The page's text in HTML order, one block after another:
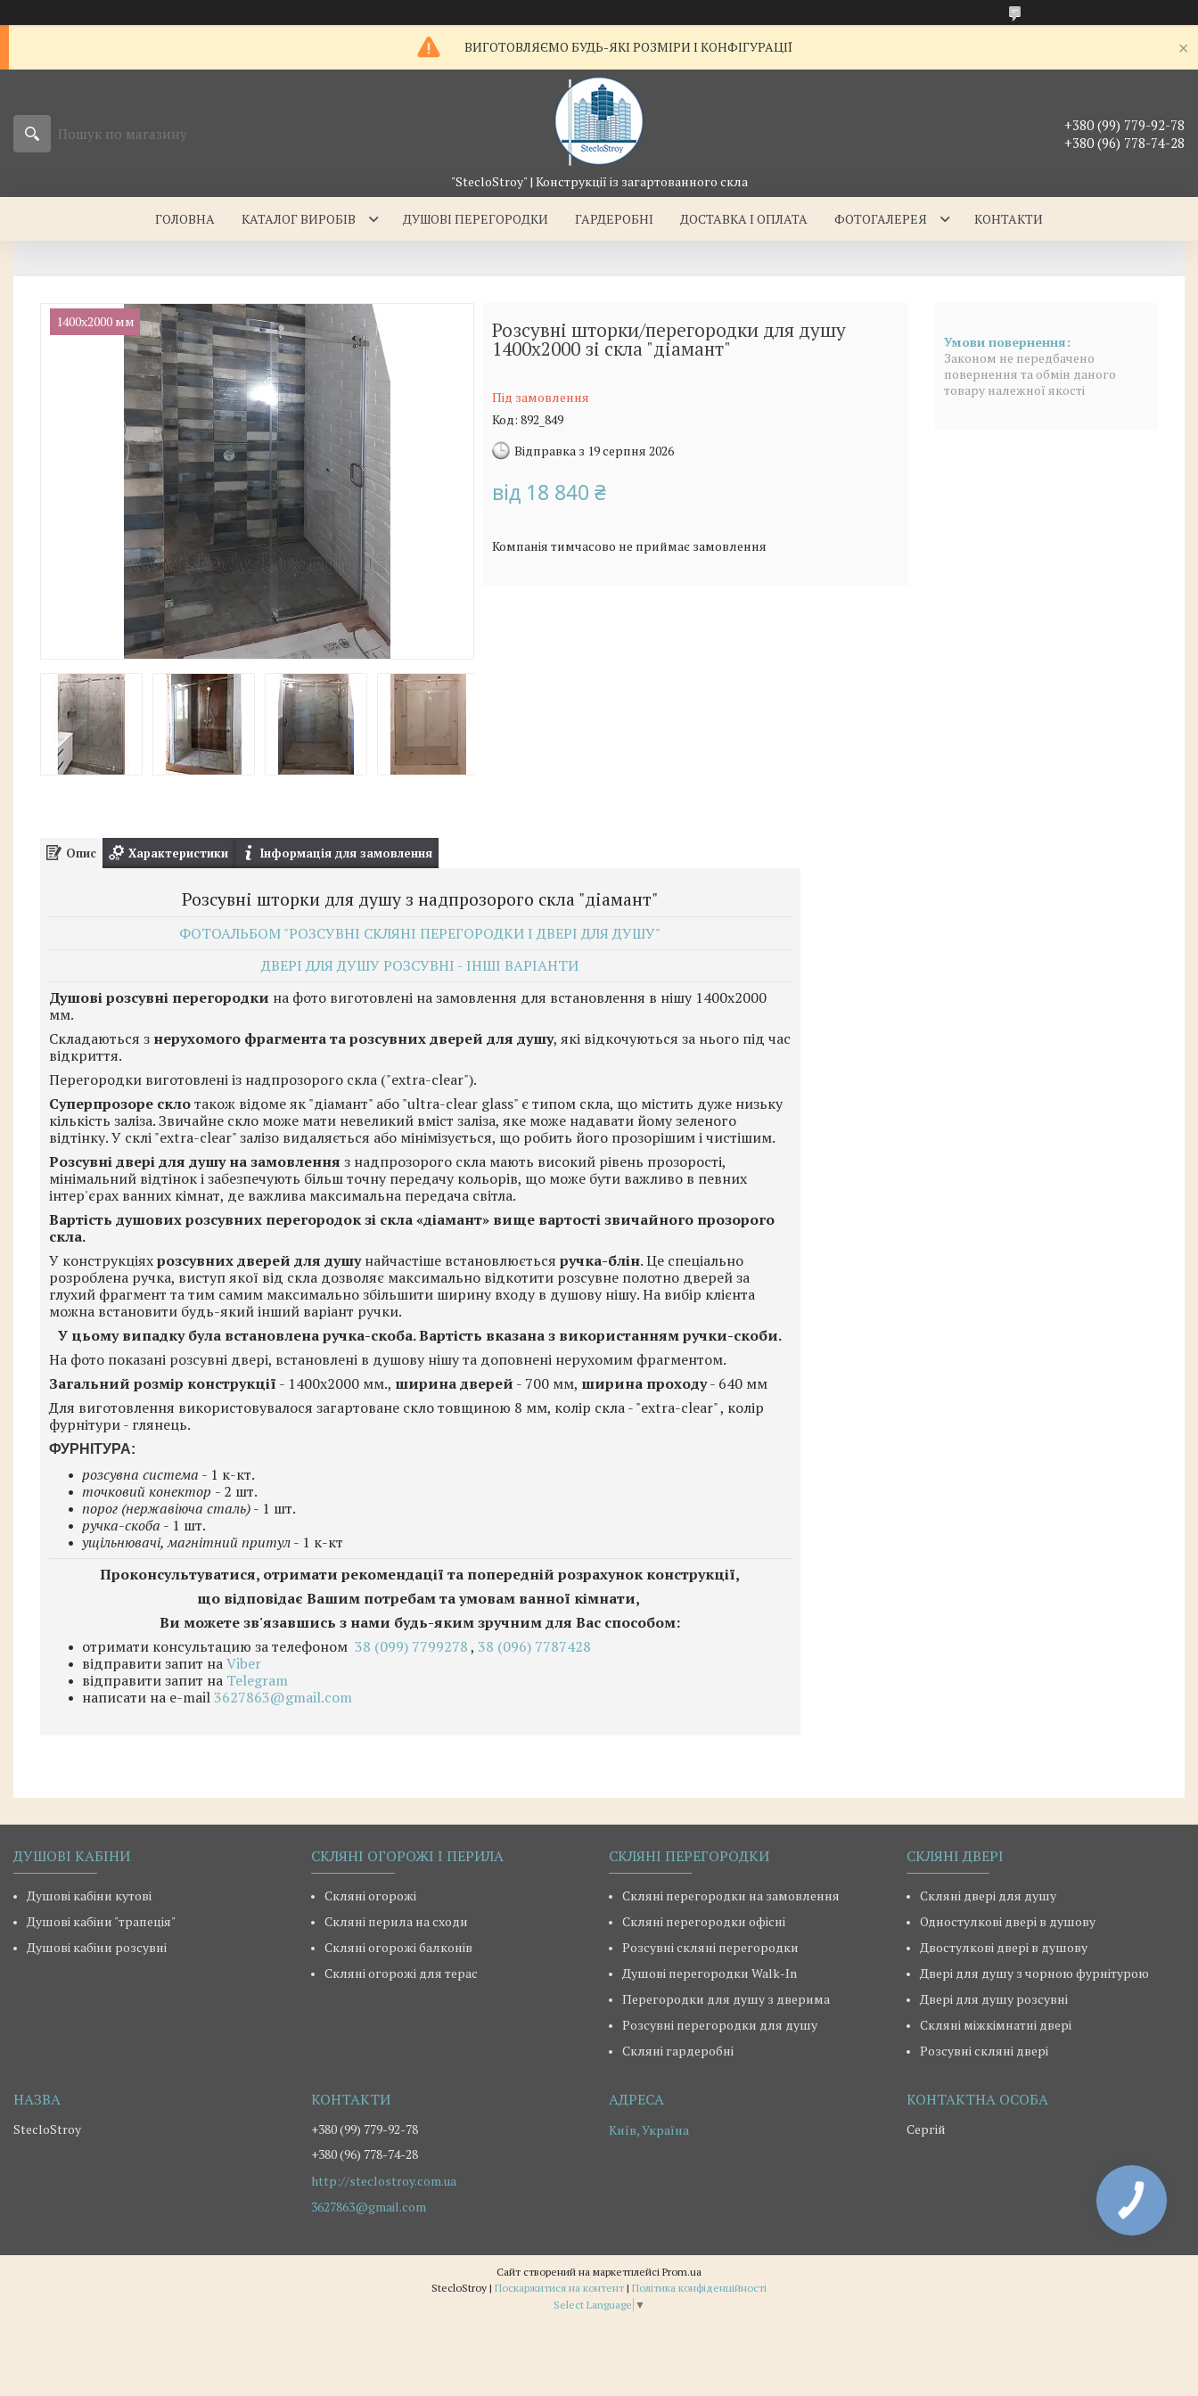
ВИГОТОВЛЯЄМО БУДЬ-ЯКІ РОЗМІРИ І КОНФІГУРАЦІЇ
"StecloStroy" | Конструкції із загартованного скла
+380 (99) 779-92-78
+380 (96) 778-74-28
ГОЛОВНА КАТАЛОГ ВИРОБІВ ДУШОВІ ПЕРЕГОРОДКИ ГАРДЕРОБНІ ДОСТАВКА І ОПЛАТА ФОТОГАЛЕРЕЯ КОНТАКТИ
1400х2000 мм Розсувні шторки/перегородки для душу
1400х2000 зі скла "діамант"
Під замовлення
Код: 892_849
Відправка з 19 серпня 2026
від 18 840 ₴
Компанія тимчасово не приймає замовлення
Законом не передбачено
повернення та обмін даного
товару належної якості
Опис Характеристики Інформація для замовлення
Розсувні шторки для душу з надпрозорого скла "діамант"
ФОТОАЛЬБОМ "РОЗСУВНІ СКЛЯНІ ПЕРЕГОРОДКИ І ДВЕРІ ДЛЯ ДУШУ"
ДВЕРІ ДЛЯ ДУШУ РОЗСУВНІ - ІНШІ ВАРІАНТИ
Душові розсувні перегородки на фото виготовлені на замовлення для встановлення в нішу 1400х2000
мм.
Складаються з нерухомого фрагмента та розсувних дверей для душу, які відкочуються за нього під час
відкриття.
Перегородки виготовлені із надпрозорого скла ("extra-clear").
Суперпрозоре склотакож відоме як "діамант" або "ultra-clear glass" є типом скла, що містить дуже низьку
кількість заліза. Звичайне скло може мати невеликий вміст заліза, яке може надавати йому зеленого
відтінку. У склі "extra-clear" залізо видаляється або мінімізується, що робить його прозорішим і чистішим.
Розсувні двері для душу на замовлення з надпрозорого скла мають високий рівень прозорості,
мінімальний відтінок і забезпечують більш точну передачу кольорів, що може бути важливо в певних
інтер'єрах ванних кімнат, де важлива максимальна передача світла.
Вартість душових розсувних перегородок зі скла «діамант» вище вартості звичайного прозорого
скла.
У конструкціяхрозсувних дверей для душунайчастіше встановлюється ручка-блін. Це спеціально
розроблена ручка, виступ якої від скла дозволяє максимально відкотити розсувне полотно дверей за
глухий фрагмент та тим самим максимально збільшити ширину входу в душову нішу. На вибір клієнта
можна встановити будь-який інший варіант ручки.
У цьому випадку була встановлена ​​ручка-скоба. Вартість вказана з використанням ручки-скоби.
На фото показані розсувні двері, встановлені в душову нішу та доповнені нерухомим фрагментом.
Загальний розмір конструкції - 1400х2000 мм., ширина дверей - 700 мм, ширина проходу- 640 мм
Для виготовлення використовувалося загартоване скло товщиною 8 мм, колір скла -"extra-clear", колір
фурнітури - глянець.
ФУРНІТУРА:
розсувна система - 1 к-кт.
точковий конектор - 2 шт.
порог (нержавіюча сталь)- 1 шт.
ручка-скоба - 1 шт.
ущільнювачі, магнітний притул- 1 к-кт
Проконсультуватися, отримати рекомендації та попередній розрахунок конструкції,
що відповідає Вашим потребам та умовам ванної кімнати,
Ви можете зв'язавшись з нами будь-яким зручним для Вас способом:
отримати консультацию за телефоном 38 (099) 7799278, 38 (096) 7787428
відправити запит наViber
відправити запит на Telegram
написати на e-mail 3627863@gmail.com
ДУШОВІ КАБІНИ
Душові кабіни кутові
Душові кабіни "трапеція"
Душові кабіни розсувні
СКЛЯНІ ОГОРОЖІ І ПЕРИЛА
Скляні огорожі
Скляні перила на сходи
Скляні огорожі балконів
Скляні огорожі для терас
СКЛЯНІ ПЕРЕГОРОДКИ
Скляні перегородки на замовлення
Скляні перегородки офісні
Розсувні скляні перегородки
Душові перегородки Walk-In
Перегородки для душу з дверима
Розсувні перегородки для душу
Скляні гардеробні
СКЛЯНІ ДВЕРІ
Скляні двері для душу
Одностулкові двері в душову
Двостулкові двері в душову
Двері для душу з чорною фурнітурою
Двері для душу розсувні
Скляні міжкімнатні двері
Розсувні скляні двері
StecloStroy
+380 (99) 779-92-78
+380 (96) 778-74-28
http://steclostroy.com.ua
3627863@gmail.com
Київ, Україна Сергій
Сайт створений на маркетплейсі Prom.ua
StecloStroy | Поскаржитися на контент | Політика конфіденційності
Select Language ▼